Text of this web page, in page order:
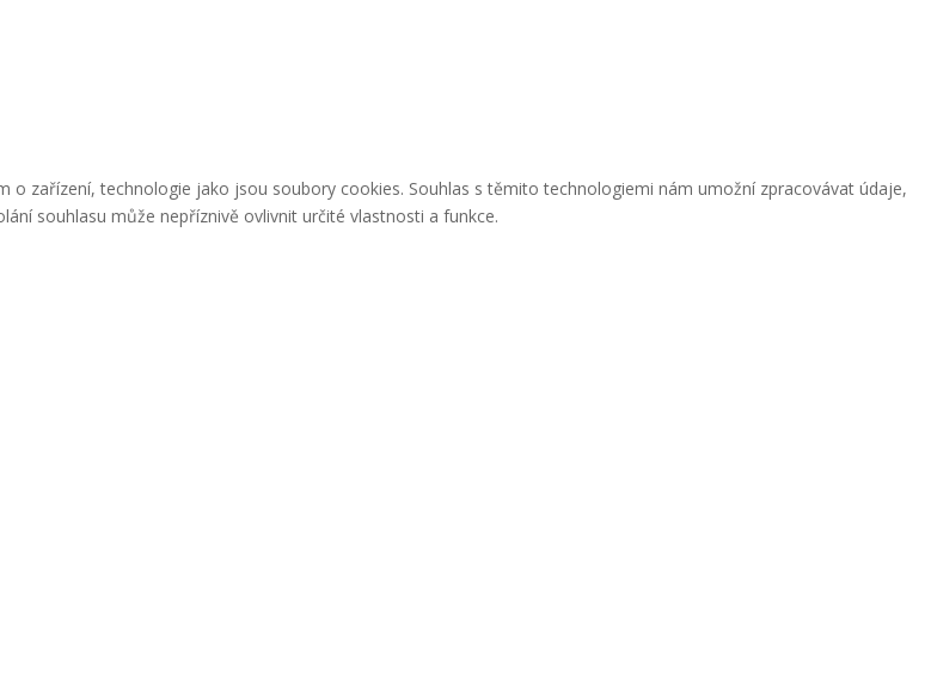
zařízení, technologie jako jsou soubory cookies. Souhlas s těmito technologiemi nám umožní zpracovávat údaje,
souhlasu může nepříznivě ovlivnit určité vlastnosti a funkce.